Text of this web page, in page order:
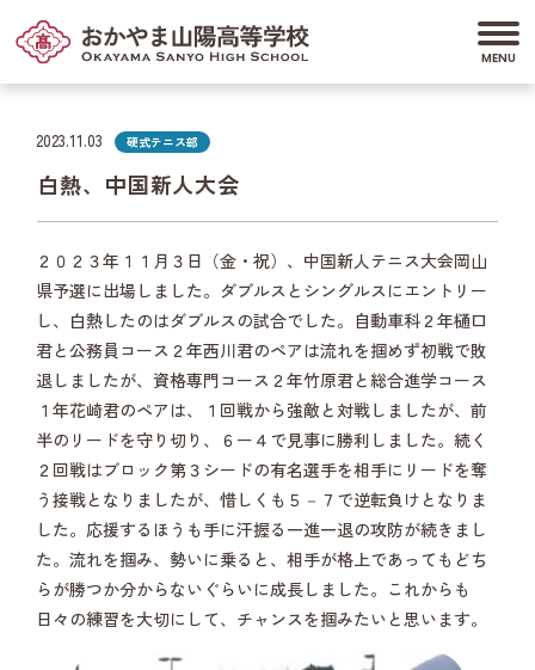
2023.11.03 硬式テニス部
白熱、中国新人大会
２０２３年１１月３日（金・祝）、中国新人テニス大会岡山
県予選に出場しました。ダブルスとシングルスにエントリー
し、白熱したのはダブルスの試合でした。自動車科２年樋口
君と公務員コース２年西川君のペアは流れを掴めず初戦で敗
退しましたが、資格専門コース２年竹原君と総合進学コース
１年花崎君のペアは、１回戦から強敵と対戦しましたが、前
半のリードを守り切り、６ー４で見事に勝利しました。続く
２回戦はブロック第３シードの有名選手を相手にリードを奪
う接戦となりましたが、惜しくも５－７で逆転負けとなりま
した。応援するほうも手に汗握る一進一退の攻防が続きまし
た。流れを掴み、勢いに乗ると、相手が格上であってもどち
らが勝つか分からないぐらいに成長しました。これからも
日々の練習を大切にして、チャンスを掴みたいと思います。